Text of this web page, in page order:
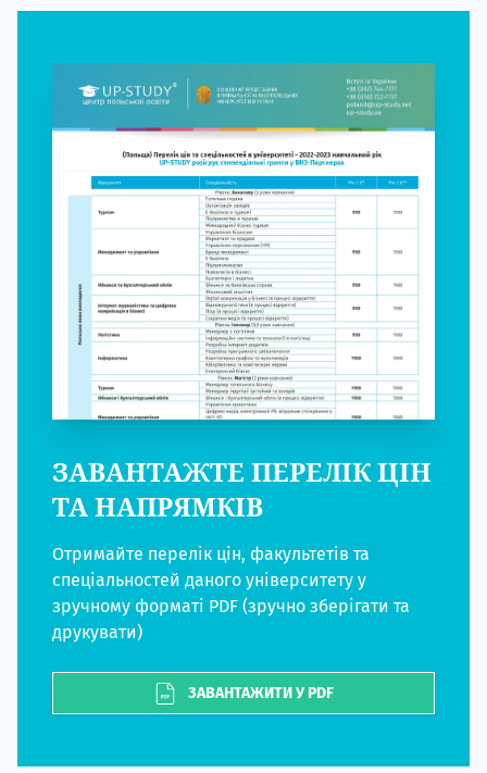
ЗАВАНТАЖТЕ ПЕРЕЛІК ЦІН
ТА НАПРЯМКІВ
Отримайте перелік цін, факультетів та
спеціальностей даного університету у
зручному форматі PDF (зручно зберігати та
друкувати)
ЗАВАНТАЖИТИ У PDF